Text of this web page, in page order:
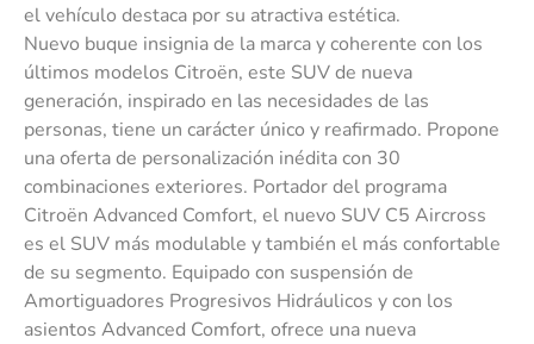
el vehículo destaca por su atractiva estética.
Nuevo buque insignia de la marca y coherente con los
últimos modelos Citroën, este SUV de nueva
generación, inspirado en las necesidades de las
personas, tiene un carácter único y reafirmado. Propone
una oferta de personalización inédita con 30
combinaciones exteriores. Portador del programa
Citroën Advanced Comfort, el nuevo SUV C5 Aircross
es el SUV más modulable y también el más confortable
de su segmento. Equipado con suspensión de
Amortiguadores Progresivos Hidráulicos y con los
asientos Advanced Comfort, ofrece una nueva